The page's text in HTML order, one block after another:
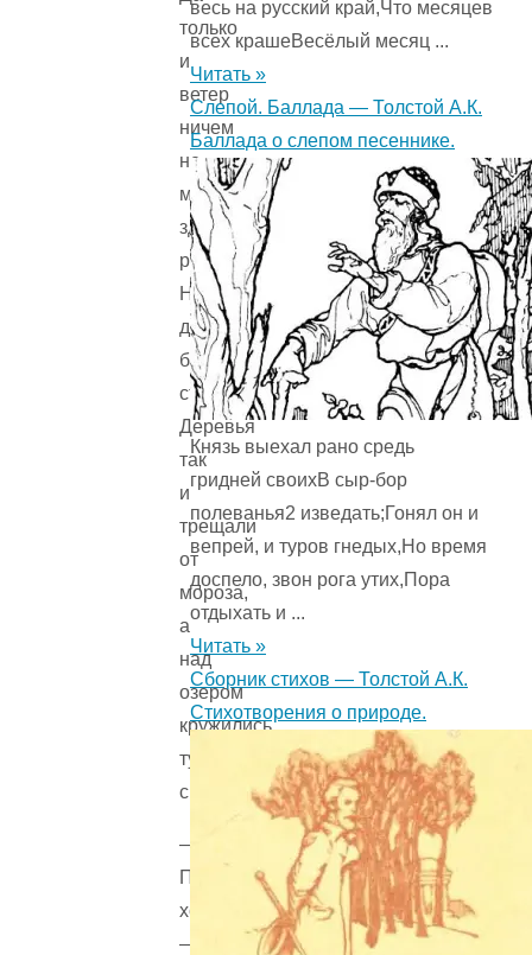
только
и
ветер
ничем
не
мог
здесь
разжиться.
На
дворе
была
стужа.
Деревья
так
и
трещали
от
мороза,
а
над
озером
кружились
тучи
снега.
—
Послушай,
хозяин,
—
весь на русский край,Что месяцев
всех крашеВесёлый месяц ...
Читать »
Слепой. Баллада — Толстой А.К.
Баллада о слепом песеннике.
Князь выехал рано средь
гридней своихВ сыр-бор
полеванья2 изведать;Гонял он и
вепрей, и туров гнедых,Но время
доспело, звон рога утих,Пора
отдыхать и ...
Читать »
Сборник стихов — Толстой А.К.
Стихотворения о природе.